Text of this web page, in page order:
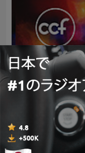
CCF Sermon Audio